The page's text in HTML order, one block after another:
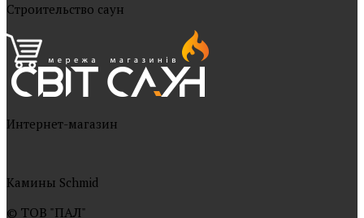
Cтроительство саун
Интернет-магазин
Камины Schmid
© ТОВ "ПАЛ"